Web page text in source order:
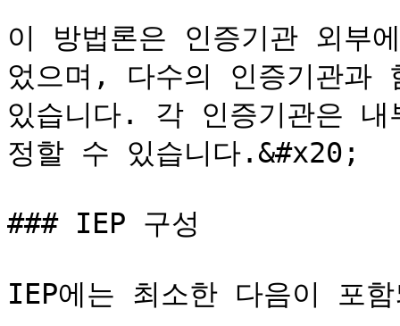
이 방법론은 인증기관 외부
었으며, 다수의 인증기관과
있습니다. 각 인증기관은
정할 수 있습니다.&#x20;
### IEP 구성
IEP에는 최소한 다음이 포